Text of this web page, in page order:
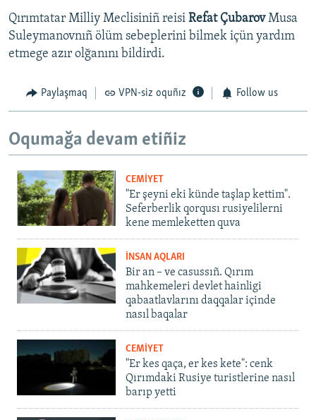
Qırımtatar Milliy Meclisiniñ reisi Refat ÇubarovMusa
Suleymanovnıñ ölüm sebeplerini bilmek içün yardım
etmege azır olğanını bildirdi.
Paylaşmaq VPN-siz oquñız Follow us
Oqumağa devam etiñiz
CEMİYET
"Er şeyni eki künde taşlap kettim".
Seferberlik qorqusı rusiyelilerni
kene memleketten quva
İNSAN AQLARI
Bir an – ve casussıñ. Qırım
mahkemeleri devlet hainligi
qabaatlavlarını daqqalar içinde
nasıl baqalar
CEMİYET
"Er kes qaça, er kes kete": cenk
Qırımdaki Rusiye turistlerine nasıl
barıp yetti